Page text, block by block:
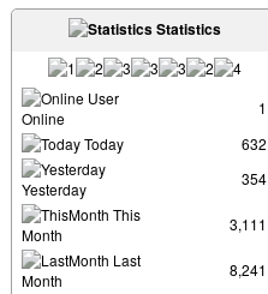
Statistics
User
Online
1
Today
632
Yesterday
354
This
Month
3,111
Last
Month
8,241